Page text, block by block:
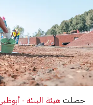
حصلتهيئة البيئة - أبوظبي